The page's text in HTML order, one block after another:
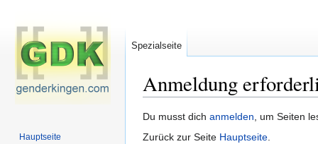
Anmeldung
Zur
Navigation
Zur
Suche
Du musst dich anmelden, um Seiten
Zurück zur Seite Hauptseite.
Spezialseite
Hauptseite